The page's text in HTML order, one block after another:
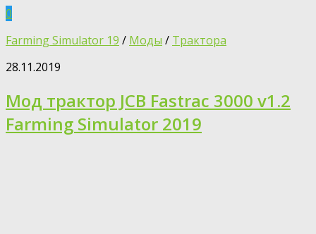
0
Farming Simulator 19 / Моды / Трактора
28.11.2019
Мод трактор JCB Fastrac 3000 v1.2
Farming Simulator 2019